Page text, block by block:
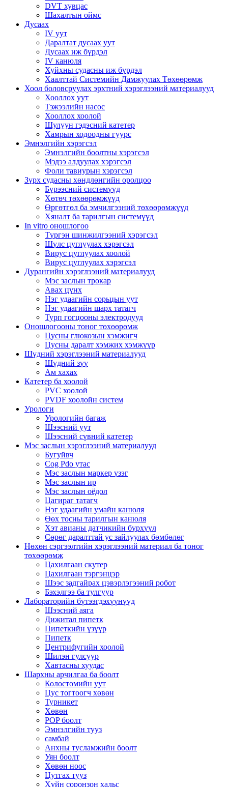
DVT хувцас
Шахалтын оймс
Дусаах
IV уут
Даралтат дусаах уут
Дусаах иж бүрдэл
IV канюля
Хуйхны судасны иж бүрдэл
Хаалттай Системийн Дамжуулах Төхөөрөмж
Хоол боловсруулах эрхтний хэрэглээний материалууд
Хооллох уут
Тэжээлийн насос
Хооллох хоолой
Шулуун гэдэсний катетер
Хамрын ходоодны гуурс
Эмнэлгийн хэрэгсэл
Эмнэлгийн боолтны хэрэгсэл
Мэдээ алдуулах хэрэгсэл
Фоли тавиурын хэрэгсэл
Зүрх судасны хөндлөнгийн оролцоо
Бүрээсний системүүд
Хөтөч төхөөрөмжүүд
Өргөтгөл ба эмчилгээний төхөөрөмжүүд
Хяналт ба тарилгын системүүд
In vitro оношлогоо
Түргэн шинжилгээний хэрэгсэл
Шүлс цуглуулах хэрэгсэл
Вирус цуглуулах хоолой
Вирус цуглуулах хэрэгсэл
Дурангийн хэрэглээний материалууд
Мэс заслын трокар
Авах цүнх
Нэг удаагийн сорьцын уут
Нэг удаагийн шарх татагч
Турп гогцооны электродууд
Оношлогооны тоног төхөөрөмж
Цусны глюкозын хэмжигч
Цусны даралт хэмжих хэмжүүр
Шүдний хэрэглээний материалууд
Шүдний зүү
Ам хахах
Катетер ба хоолой
PVC хоолой
PVDF хоолойн систем
Урологи
Урологийн багаж
Шээсний уут
Шээсний сүвний катетер
Мэс заслын хэрэглээний материалууд
Бугуйвч
Cog Pdo утас
Мэс заслын маркер үзэг
Мэс заслын ир
Мэс заслын оёдол
Цагираг татагч
Нэг удаагийн умайн канюля
Өөх тосны тарилгын канюля
Хэт авианы датчикийн бүрхүүл
Сөрөг даралттай ус зайлуулах бөмбөлөг
Нөхөн сэргээлтийн хэрэглээний материал ба тоног
төхөөрөмж
Цахилгаан скутер
Цахилгаан тэргэнцэр
Шээс задгайрах цэвэрлэгээний робот
Бэхэлгээ ба тулгуур
Лабораторийн бүтээгдэхүүнүүд
Шээсний аяга
Дижитал пипетк
Пипеткийн үзүүр
Пипетк
Центрифугийн хоолой
Шилэн гулсуур
Хавтасны хуудас
Шархны арчилгаа ба боолт
Колостомийн уут
Цус тогтоогч хөвөн
Турникет
Хөвөн
POP боолт
Эмнэлгийн тууз
самбай
Анхны тусламжийн боолт
Уян боолт
Хөвөн ноос
Цутгах тууз
Хүйн соронзон хальс